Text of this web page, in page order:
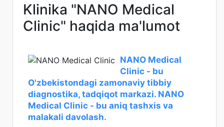
Klinika "NANO Medical
Clinic" haqida ma'lumot
NANO Medical
Clinic - bu
O'zbekistondagi zamonaviy tibbiy
diagnostika, tadqiqot markazi. NANO
Medical Clinic - bu aniq tashxis va
malakali davolash.